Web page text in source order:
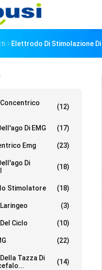
Elettrodo Di Stimolazione
(12)
Di EMG (17)
Emg (23)
Di
(18)
Stimolatore (18)
(3)
Ciclo (10)
(22)
Tazza Di
(14)